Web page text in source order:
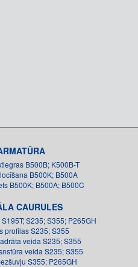
B500B; K500B-T
B500K; B500A
B500K; B500A; B500C
CAURULES
S235; S355; P265GH
profilas S235; S355
veida S235; S355
veida S235; S355
S355; P265GH